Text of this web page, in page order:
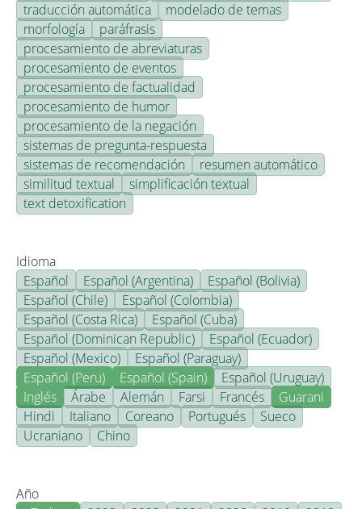
traducción automática
modelado de temas
morfología
paráfrasis
procesamiento de abreviaturas
procesamiento de eventos
procesamiento de factualidad
procesamiento de humor
procesamiento de la negación
sistemas de pregunta-respuesta
sistemas de recomendación
resumen automático
similitud textual
simplificación textual
text detoxification
Idioma
Español
Español (Argentina)
Español (Bolivia)
Español (Chile)
Español (Colombia)
Español (Costa Rica)
Español (Cuba)
Español (Dominican Republic)
Español (Ecuador)
Español (Mexico)
Español (Paraguay)
Español (Peru)
Español (Spain)
Español (Uruguay)
Inglés
Árabe Alemán Farsi Francés
Guarani
Hindi
Italiano Coreano Portugués
Sueco
Ucraniano
Chino
Año